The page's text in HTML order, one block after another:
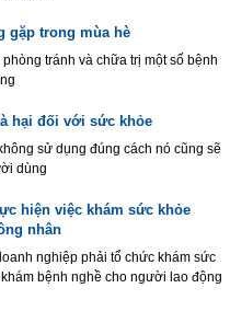
gặp trong mùa hè
tránh và chữa trị một số bệnh
hại đối với sức khỏe
sử dụng đúng cách nó cũng sẽ
dùng
hiện việc khám sức khỏe
nhân
nghiệp phải tổ chức khám sức
bệnh nghề cho người lao động